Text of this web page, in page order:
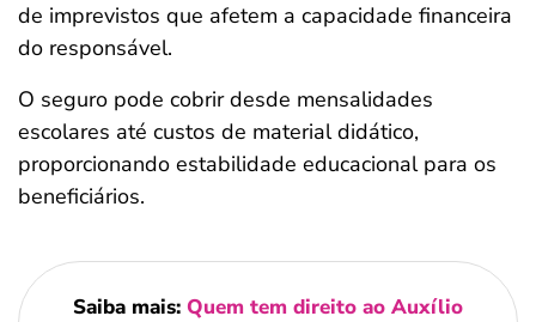
de imprevistos que afetem a capacidade financeira
do responsável.
O seguro pode cobrir desde mensalidades
escolares até custos de material didático,
proporcionando estabilidade educacional para os
beneficiários.
Saiba mais: Quem tem direito ao Auxílio